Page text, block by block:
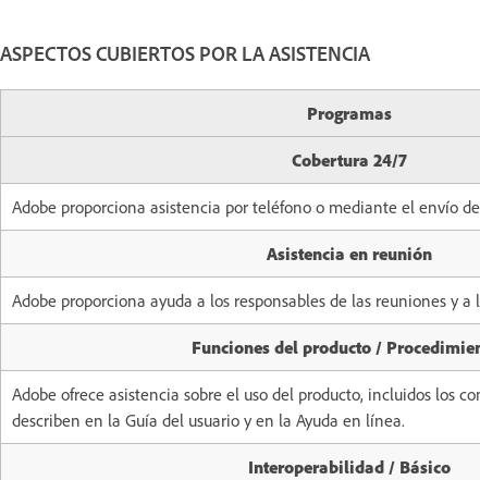
ASPECTOS CUBIERTOS POR LA ASISTENCIA
Programas
Cobertura 24/7
Adobe proporciona asistencia por teléfono o mediante el envío
Asistencia en reunión
Adobe proporciona ayuda a los responsables de las reuniones y
Funciones del producto /
Adobe ofrece asistencia sobre el uso del producto, incluidos los
describen en la Guía del usuario y en la Ayuda en línea.
Interoperabilidad / Básico